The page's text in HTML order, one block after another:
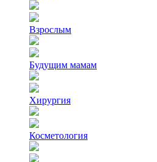
Взрослым
Будущим мамам
Хирургия
Косметология